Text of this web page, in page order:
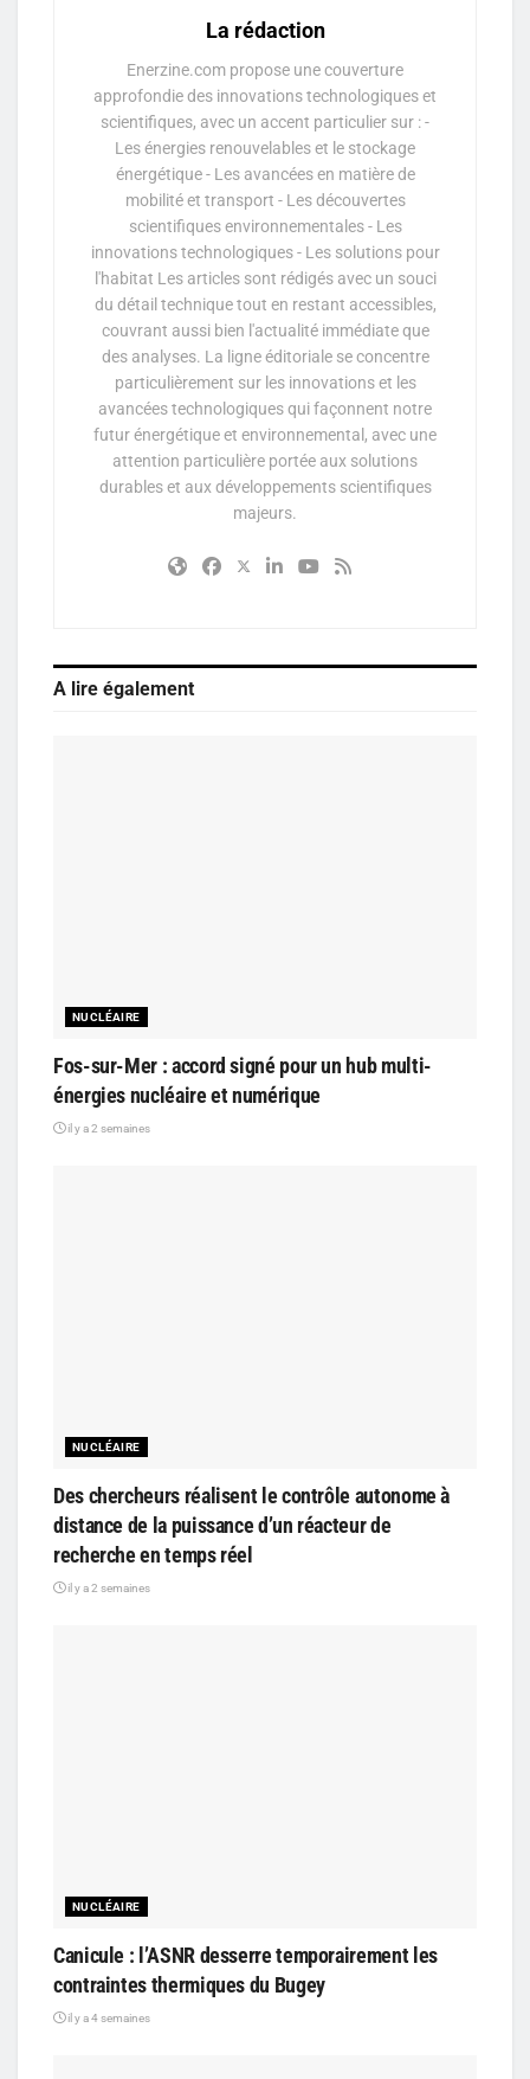
La rédaction
Enerzine.com propose une couverture
approfondie des innovations technologiques et
scientifiques, avec un accent particulier sur : -
Les énergies renouvelables et le stockage
énergétique - Les avancées en matière de
mobilité et transport - Les découvertes
scientifiques environnementales - Les
innovations technologiques - Les solutions pour
l'habitat Les articles sont rédigés avec un souci
du détail technique tout en restant accessibles,
couvrant aussi bien l'actualité immédiate que
des analyses. La ligne éditoriale se concentre
particulièrement sur les innovations et les
avancées technologiques qui façonnent notre
futur énergétique et environnemental, avec une
attention particulière portée aux solutions
durables et aux développements scientifiques
majeurs.
A lire également
NUCLÉAIRE
Fos-sur-Mer : accord signé pour un hub multi-
énergies nucléaire et numérique
il y a 2 semaines
NUCLÉAIRE
Des chercheurs réalisent le contrôle autonome à
distance de la puissance d’un réacteur de
recherche en temps réel
il y a 2 semaines
NUCLÉAIRE
Canicule : l’ASNR desserre temporairement les
contraintes thermiques du Bugey
il y a 4 semaines